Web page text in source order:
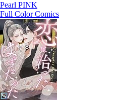
Pearl PINK
Full Color Comics